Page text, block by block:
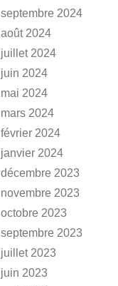
septembre 2024
août 2024
juillet 2024
juin 2024
mai 2024
mars 2024
février 2024
janvier 2024
décembre 2023
novembre 2023
octobre 2023
septembre 2023
juillet 2023
juin 2023